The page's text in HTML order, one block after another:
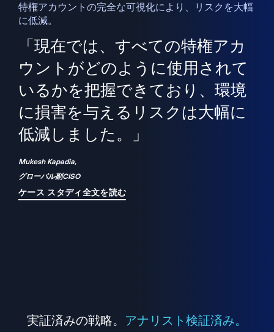
特権アカウントの完全な可視化により、リスクを大幅
に低減。
「現在では、すべての特権アカ
ウントがどのように使用されて
いるかを把握できており、環境
に損害を与えるリスクは大幅に
低減しました。」
Mukesh Kapadia,
グローバル副CISO
ケース スタディ全文を読む
実証済みの戦略。 アナリスト検証済み。